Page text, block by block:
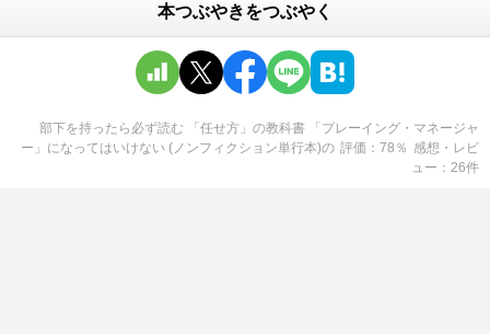
本つぶやきをつぶやく
部下を持ったら必ず読む 「任せ方」の教科書 「プレーイング・マネージャ
ー」になってはいけない (ノンフィクション単行本)の 評価 78 ％ 感想・レビ
ュー
26件